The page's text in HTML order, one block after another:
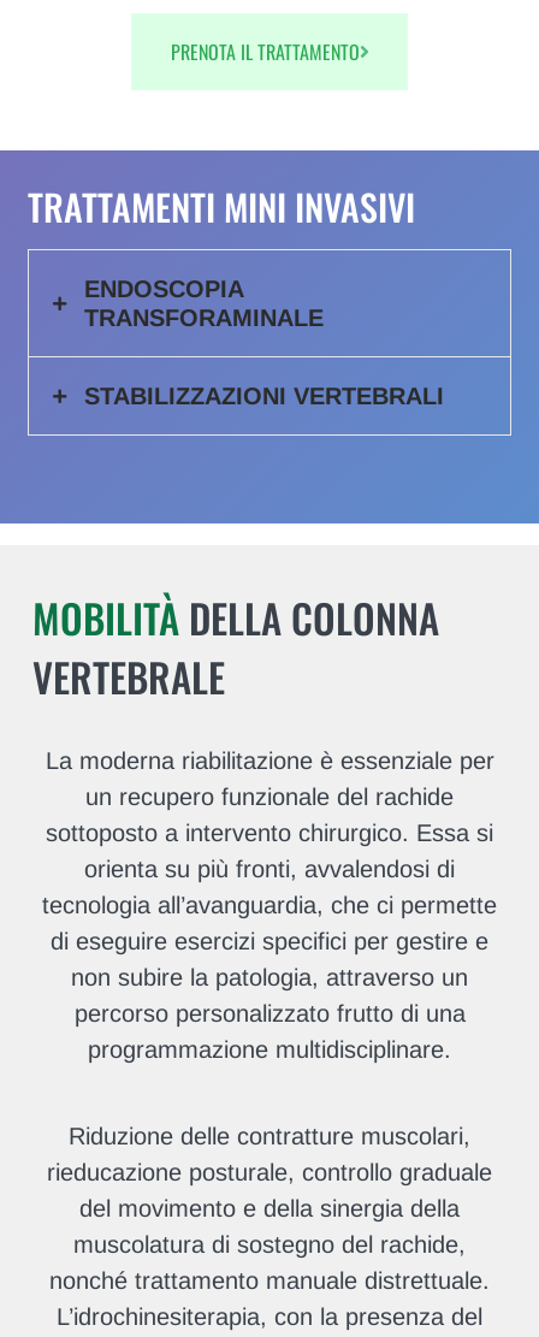
PRENOTA IL TRATTAMENTO
TRATTAMENTI MINI INVASIVI
ENDOSCOPIA
TRANSFORAMINALE
STABILIZZAZIONI VERTEBRALI
MOBILITÀDELLA COLONNA
VERTEBRALE
La moderna riabilitazione è essenziale per
un recupero funzionale del rachide
sottoposto a intervento chirurgico. Essa si
orienta su più fronti, avvalendosi di
tecnologia all’avanguardia, che ci permette
di eseguire esercizi specifici per gestire e
non subire la patologia, attraverso un
percorso personalizzato frutto di una
programmazione multidisciplinare.
Riduzione delle contratture muscolari,
rieducazione posturale, controllo graduale
del movimento e della sinergia della
muscolatura di sostegno del rachide,
nonché trattamento manuale distrettuale.
L’idrochinesiterapia, con la presenza del